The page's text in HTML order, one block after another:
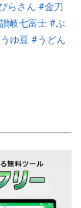
らさん #金刀
岐七富士 #ぶ
ゆ豆 #うどん